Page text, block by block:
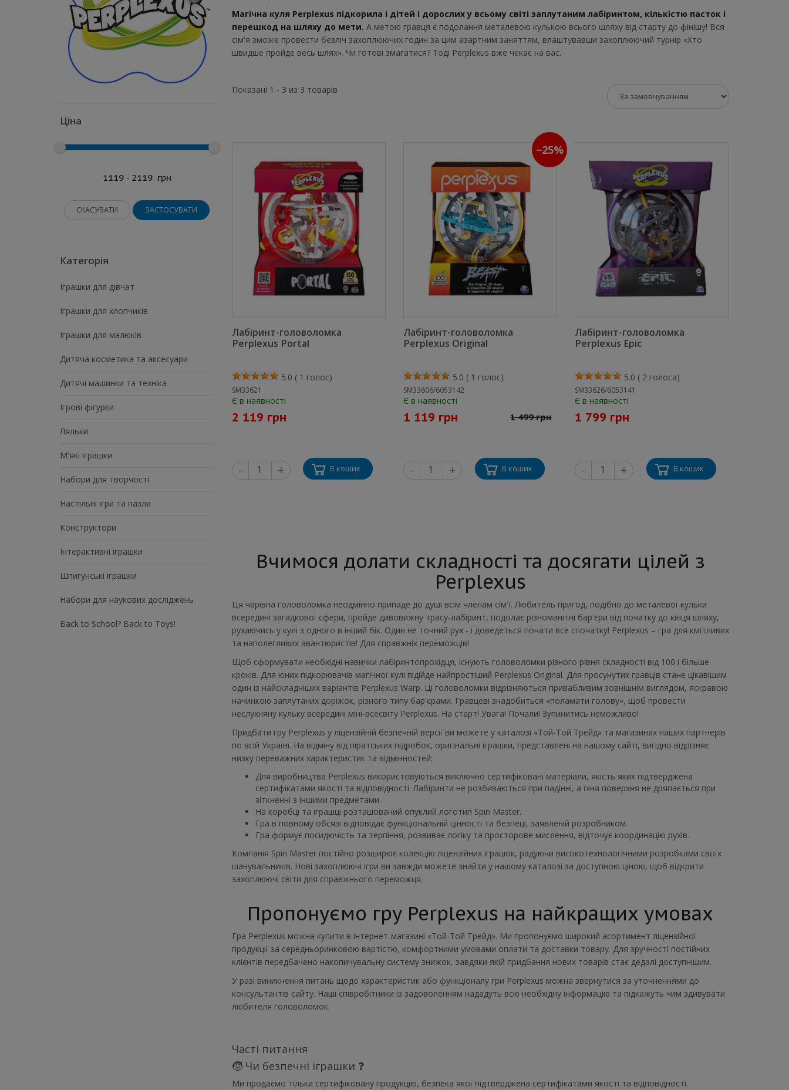
Ціна
1119 - 2119грн
СКАСУВАТИ ЗАСТОСУВАТИ
Категорія
Іграшки для дівчат
Іграшки для хлопчиків
Іграшки для малюків
Дитяча косметика та аксесуари
Дитячі машинки та техніка
Ігрові фігурки
Ляльки
М'які іграшки
Набори для творчості
Настільні ігри та пазли
Конструктори
Інтерактивні іграшки
Шпигунські іграшки
Набори для наукових досліджень
Back to School? Back to Toys!
Магічна куля Perplexus підкорила і дітей і дорослих у всьому світі заплутаним лабіринтом, кількістю пасток і
перешкод на шляху до мети. А метою гравця є подолання металевою кулькою всього шляху від старту до фінішу! Вся
сім'я зможе провести безліч захоплюючих годин за цим азартним заняттям, влаштувавши захоплюючий турнір «Хто
швидше пройде весь шлях». Чи готові змагатися? Тоді Perplexus вже чекає на вас.
Показані 1 - 3 из 3 товарів
Лабіринт-головоломка
Perplexus Portal
5.0 ( 1 голос)
SM33621
Є в наявності
2 119 грн
- + В кошик
−25%
Лабіринт-головоломка
Perplexus Original
5.0 ( 1 голос)
SM33606/6053142
Є в наявності
1 119 грн 1 499 грн
- + В кошик
Лабіринт-головоломка
Perplexus Epic
5.0 ( 2 голоса)
SM33626/6053141
Є в наявності
1 799 грн
- + В кошик
Вчимося долати складності та досягати цілей з
Perplexus
Ця чарівна головоломка неодмінно припаде до душі всім членам сім'ї. Любитель пригод, подібно до металевої кульки
всередині загадкової сфери, пройде дивовижну трасу-лабіринт, подолає різноманітні бар'єри від початку до кінця шляху,
рухаючись у кулі з одного в інший бік. Один не точний рух - і доведеться почати все спочатку! Perplexus – гра для кмітливих
та наполегливих авантюристів! Для справжніх переможців!
Щоб сформувати необхідні навички лабіринтопрохідця, існують головоломки різного рівня складності від 100 і більше
кроків. Для юних підкорювачів магічної кулі підійде найпростіший Perplexus Original. Для просунутих гравців стане цікавішим
один із найскладніших варіантів Perplexus Warp. Ці головоломки відрізняються привабливим зовнішнім виглядом, яскравою
начинкою заплутаних доріжок, різного типу бар'єрами. Гравцеві знадобиться «поламати голову», щоб провести
неслухняну кульку всередині міні-всесвіту Perplexus. На старт! Увага! Почали! Зупинитись неможливо!
Придбати гру Perplexus у ліцензійній безпечній версії ви можете у каталозі «Той-Той Трейд» та магазинах наших партнерів
по всій Україні. На відміну від піратських підробок, оригінальні іграшки, представлені на нашому сайті, вигідно відрізняє
низку переважних характеристик та відмінностей:
Для виробництва Perplexus використовуються виключно сертифіковані матеріали, якість яких підтверджена
сертифікатами якості та відповідності. Лабіринти не розбиваються при падінні, а їхня поверхня не дряпається при
зіткненні з іншими предметами.
На коробці та іграшці розташований опуклий логотип Spin Master.
Гра в повному обсязі відповідає функціональній цінності та безпеці, заявленій розробником.
Гра формує посидючість та терпіння, розвиває логіку та просторове мислення, відточує координацію рухів.
Компанія Spin Master постійно розширює колекцію ліцензійних іграшок, радуючи високотехнологічними розробками своїх
шанувальників. Нові захоплюючі ігри ви завжди можете знайти у нашому каталозі за доступною ціною, щоб відкрити
захоплюючі світи для справжнього переможця.
Пропонуємо гру Perplexus на найкращих умовах
Гра Perplexus можна купити в інтернет-магазині «Той-Той Трейд». Ми пропонуємо широкий асортимент ліцензійної
продукції за середньоринковою вартістю, комфортними умовами оплати та доставки товару. Для зручності постійних
клієнтів передбачено накопичувальну систему знижок, завдяки якій придбання нових товарів стає дедалі доступнішим.
У разі виникнення питань щодо характеристик або функціоналу гри Perplexus можна звернутися за уточненнями до
консультантів сайту. Наші співробітники із задоволенням нададуть всю необхідну інформацію та підкажуть чим здивувати
любителя головоломок.
Часті питання
🧒 Чи безпечні іграшки ❓
Ми продаємо тільки сертифіковану продукцію, безпека якої підтверджена сертифікатами якості та відповідності.